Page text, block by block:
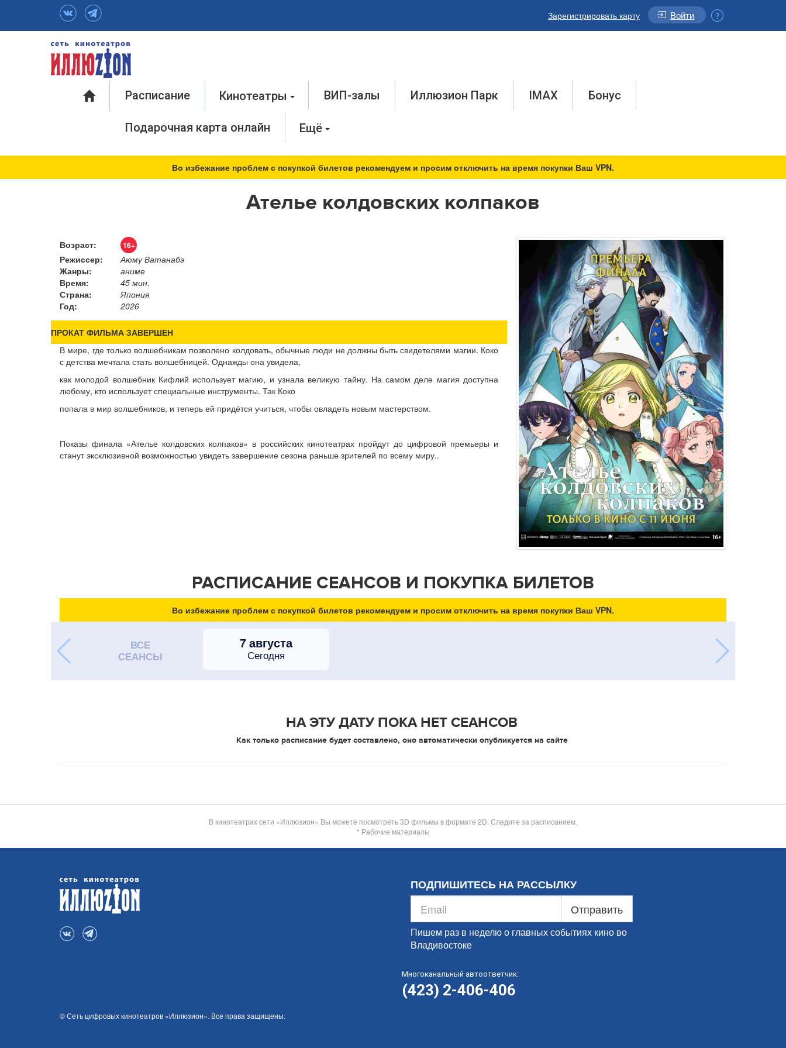
Зарегистрировать карту Войти
Расписание Кинотеатры ВИП-залы Иллюзион Парк IMAX Бонус
Подарочная карта онлайн Ещё
Во избежание проблем с покупкой билетов рекомендуем и просим отключить на время покупки Ваш VPN.
Ателье колдовских колпаков
Возраст: 16+
Режиссер:
Аюму Ватанабэ
Жанры:
аниме
Время:
45 мин.
Страна:
Япония
Год:
2026
ПРОКАТ ФИЛЬМА ЗАВЕРШЕН
В мире, где только волшебникам позволено колдовать, обычные люди не должны быть свидетелями магии. Коко
с детства мечтала стать волшебницей. Однажды она увидела,
как молодой волшебник Кифлий использует магию, и узнала великую тайну. На самом деле магия доступна
любому, кто использует специальные инструменты. Так Коко
попала в мир волшебников, и теперь ей придётся учиться, чтобы овладеть новым мастерством.
Показы финала «Ателье колдовских колпаков» в российских кинотеатрах пройдут до цифровой премьеры и
станут эксклюзивной возможностью увидеть завершение сезона раньше зрителей по всему миру..
РАСПИСАНИЕ СЕАНСОВ И ПОКУПКА БИЛЕТОВ
Во избежание проблем с покупкой билетов рекомендуем и просим отключить на время покупки Ваш VPN.
ВСЕ
СЕАНСЫ
7 августа
Сегодня
НА ЭТУ ДАТУ ПОКА НЕТ СЕАНСОВ
Как только расписание будет составлено, оно автоматически опубликуется на сайте
В кинотеатрах сети «Иллюзион» Вы можете посмотреть 3D фильмы в формате 2D. Следите за расписанием.
* Рабочие материалы
ПОДПИШИТЕСЬ НА РАССЫЛКУ
Отправить
Пишем раз в неделю о главных событиях кино во
Владивостоке
Многоканальный автоответчик:
(423) 2-406-406
© Сеть цифровых кинотеатров «Иллюзион». Все права защищены.